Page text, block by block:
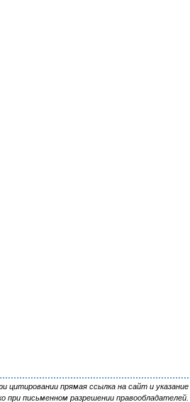
прямая ссылка на сайт и указание
при письменном разрешении правообладателей.